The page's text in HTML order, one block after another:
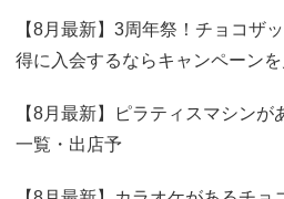
【8月最新】3周年祭！チョコザ
得に入会するならキャンペーンを
【8月最新】ピラティスマシン
一覧・出店予